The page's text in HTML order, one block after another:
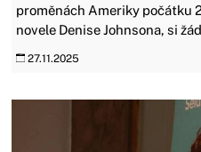
proměnách Ameriky počátku
novele Denise Johnsona, si
27.11.2025